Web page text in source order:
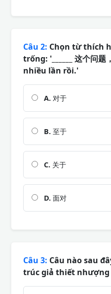
Câu 2: Chọn từ thích
trống: '______ 这个问
nhiều lần rồi.'
A. 对于
B. 至于
C. 关于
D. 面对
Câu 3: Câu nào sau
trúc giả thiết